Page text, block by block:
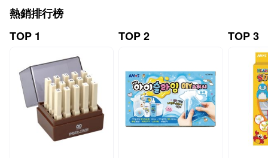
熱銷排行榜
TOP 1
TOP 2 TOP 3